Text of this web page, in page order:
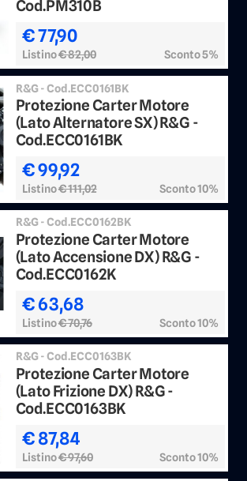
Cod.PM310B
€ 77,90
Listino€ 82,00 Sconto 5%
R&G - Cod.ECC0161BK
Protezione Carter Motore
(Lato Alternatore SX) R&G -
Cod.ECC0161BK
€ 99,92
Listino€ 111,02 Sconto 10%
R&G - Cod.ECC0162BK
Protezione Carter Motore
(Lato Accensione DX) R&G -
Cod.ECC0162K
€ 63,68
Listino€ 70,76 Sconto 10%
R&G - Cod.ECC0163BK
Protezione Carter Motore
(Lato Frizione DX) R&G -
Cod.ECC0163BK
€ 87,84
Listino€ 97,60 Sconto 10%